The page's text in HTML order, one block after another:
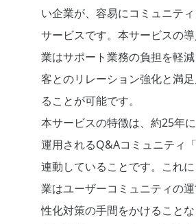
い企業が、容易にコミュニテ
サービスです。本サービスの
業はサポート業務の負担を軽
客とのリレーション強化と満
ることが可能です。
本サービスの特徴は、約25年
運用されるQ&Aコミュニティ
連動していることです。これ
業はユーザーコミュニティの
性化対策の手間をかけること